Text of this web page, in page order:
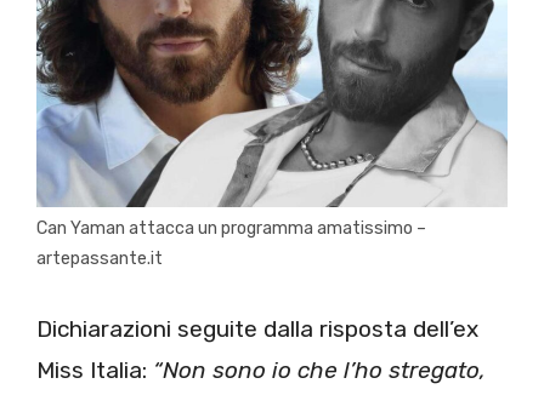
Can Yaman attacca un programma amatissimo –
artepassante.it
Dichiarazioni seguite dalla risposta dell’ex
Miss Italia: “Non sono io che l’ho stregato,